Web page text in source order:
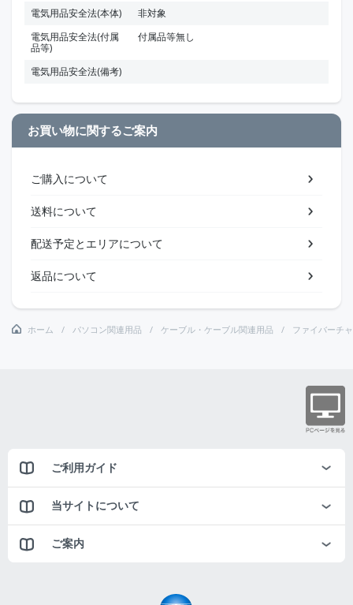
電気用品安全法(本体)
非対象
電気用品安全法(付属
品等)
付属品等無し
電気用品安全法(備考)
お買い物に関するご案内
ご購入について
送料について
配送予定とエリアについて
返品について
ホーム パソコン関連用品 ケーブル・ケーブル関連用品 ファイバーチ
ご利用ガイド
当サイトについて
ご案内